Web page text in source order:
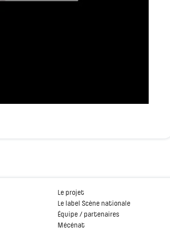
Le projet
Le label Scène nationale
Équipe / partenaires
Mécénat